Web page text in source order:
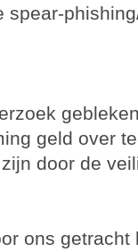
spear-
geld over
door de
ons